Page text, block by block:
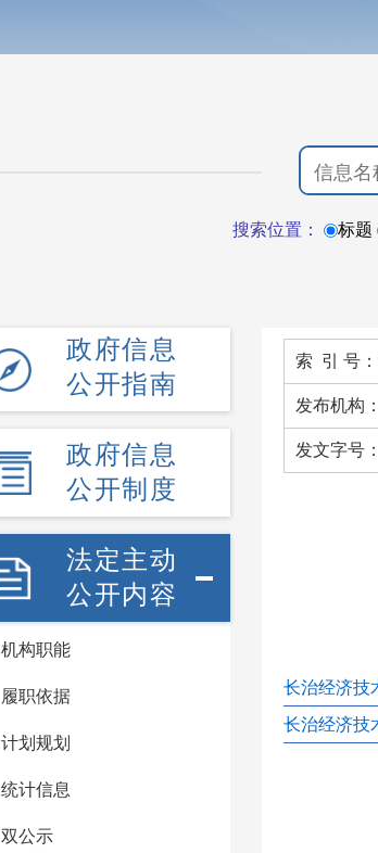
搜索位置： 标题
政府信息
公开指南
政府信息
公开制度
法定主动
公开内容
机构职能
履职依据
计划规划
统计信息
双公示
索 引 号
发布机构
发文字号：
长治经济技
长治经济技